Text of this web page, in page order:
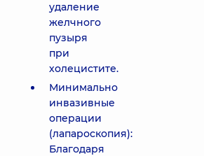
удаление
желчного
пузыря
при
холецистите.
Минимально
инвазивные
операции
(лапароскопия):
Благодаря